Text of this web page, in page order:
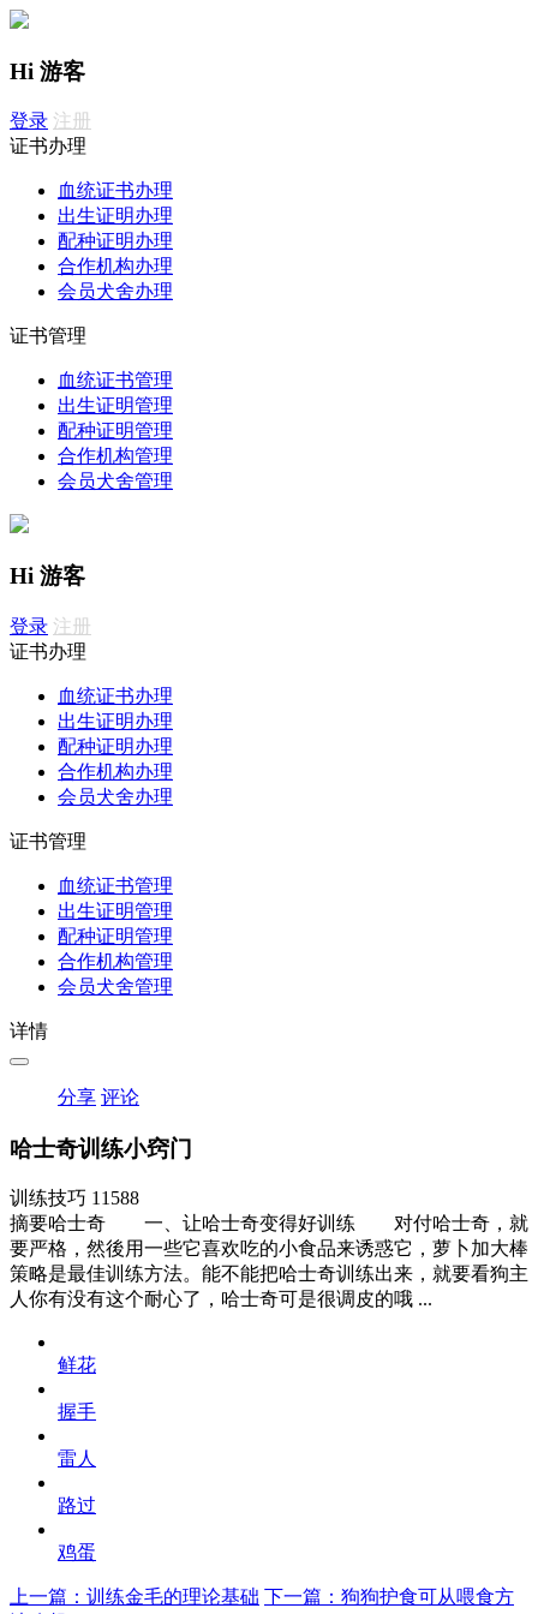
Hi 游客
登录 注册
证书办理
血统证书办理
出生证明办理
配种证明办理
合作机构办理
会员犬舍办理
证书管理
血统证书管理
出生证明管理
配种证明管理
合作机构管理
会员犬舍管理
Hi 游客
登录 注册
证书办理
血统证书办理
出生证明办理
配种证明办理
合作机构办理
会员犬舍办理
证书管理
血统证书管理
出生证明管理
配种证明管理
合作机构管理
会员犬舍管理
详情
分享 评论
哈士奇训练小窍门
训练技巧 11588
摘要哈士奇 一、让哈士奇变得好训练 对付哈士奇，就
要严格，然後用一些它喜欢吃的小食品来诱惑它，萝卜加大棒
策略是最佳训练方法。能不能把哈士奇训练出来，就要看狗主
人你有没有这个耐心了，哈士奇可是很调皮的哦 ...
鲜花
握手
雷人
路过
鸡蛋
上一篇：训练金毛的理论基础 下一篇：狗狗护食可从喂食方